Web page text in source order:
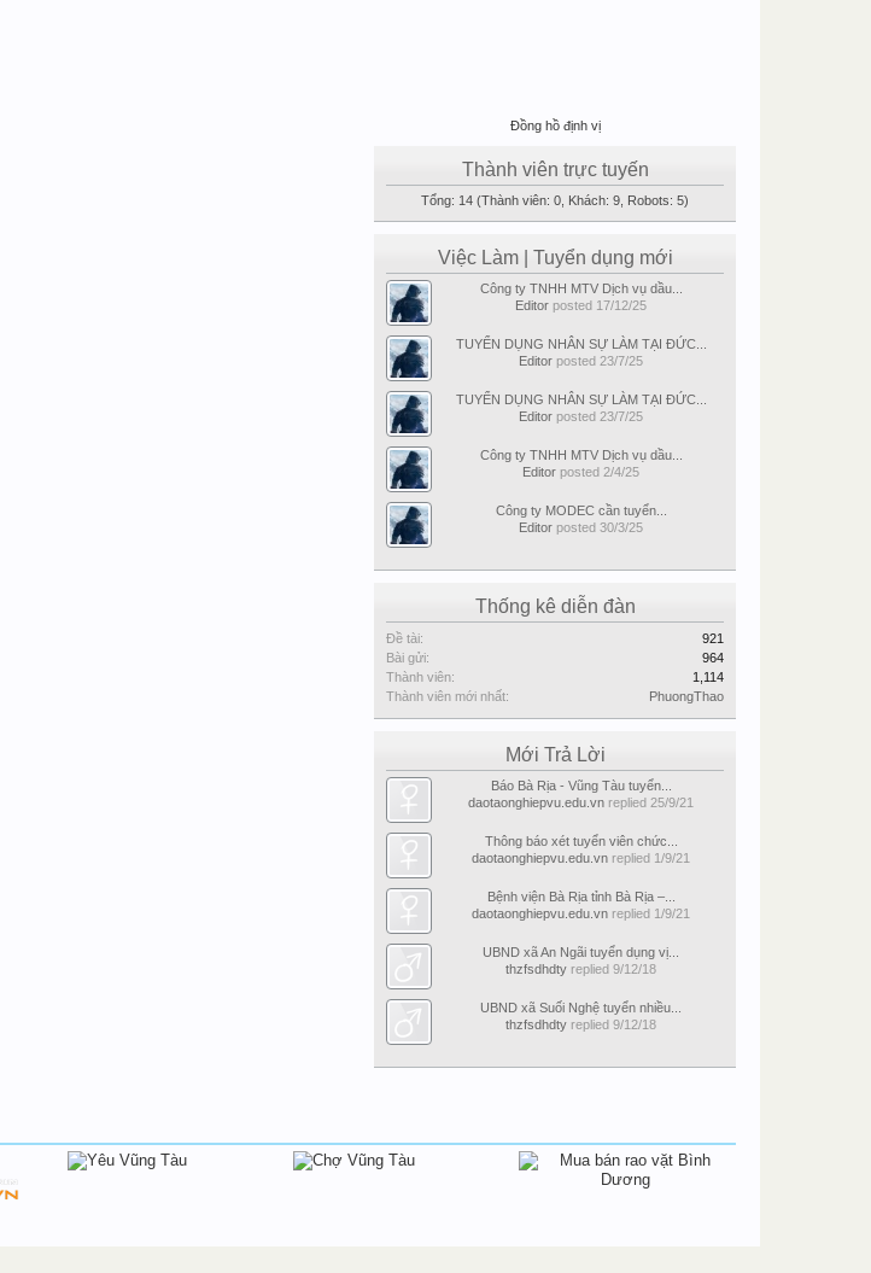
Đồng hồ định vị
Thành viên trực tuyến
Tổng: 14 (Thành viên: 0, Khách: 9, Robots: 5)
Việc Làm | Tuyển dụng mới
Công ty TNHH MTV Dịch vụ dầu...
Editor posted 17/12/25
TUYỂN DỤNG NHÂN SỰ LÀM TẠI ĐỨC...
Editor posted 23/7/25
TUYỂN DỤNG NHÂN SỰ LÀM TẠI ĐỨC...
Editor posted 23/7/25
Công ty TNHH MTV Dịch vụ dầu...
Editor posted 2/4/25
Công ty MODEC cần tuyển...
Editor posted 30/3/25
Thống kê diễn đàn
Đề tài:
921
Bài gửi:
964
Thành viên:
1,114
Thành viên mới nhất:
PhuongThao
Mới Trả Lời
Báo Bà Rịa - Vũng Tàu tuyển...
daotaonghiepvu.edu.vn replied 25/9/21
Thông báo xét tuyển viên chức...
daotaonghiepvu.edu.vn replied 1/9/21
Bệnh viện Bà Rịa tỉnh Bà Rịa –...
daotaonghiepvu.edu.vn replied 1/9/21
UBND xã An Ngãi tuyển dụng vị...
thzfsdhdty replied 9/12/18
UBND xã Suối Nghệ tuyển nhiều...
thzfsdhdty replied 9/12/18